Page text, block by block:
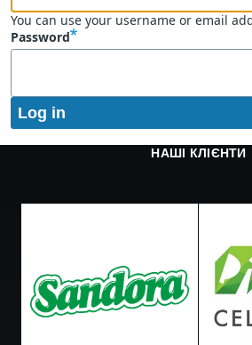
You can use your username or email
Password
НАШІ КЛІЄНТИ